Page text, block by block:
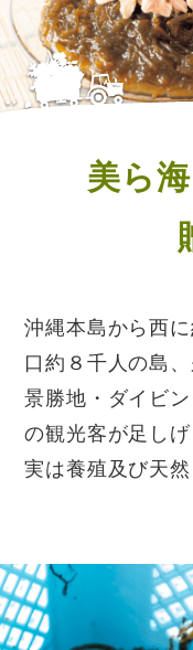
美ら
沖縄本島から西
口約８千人の島、
景勝地・ダイビ
の観光客が足しげ
実は養殖及び天